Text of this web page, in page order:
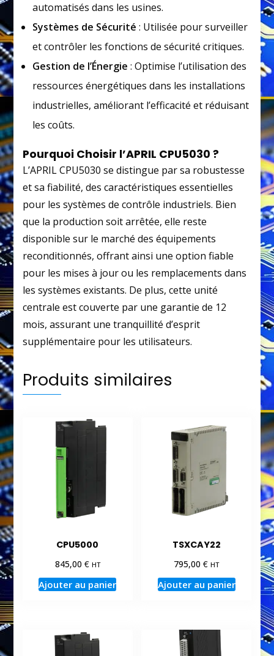
automatisés dans les usines.
Systèmes de Sécurité : Utilisée pour surveiller
et contrôler les fonctions de sécurité critiques.
Gestion de l’Énergie : Optimise l’utilisation des
ressources énergétiques dans les installations
industrielles, améliorant l’efficacité et réduisant
les coûts.
Pourquoi Choisir l’APRIL CPU5030 ?
L’APRIL CPU5030 se distingue par sa robustesse
et sa fiabilité, des caractéristiques essentielles
pour les systèmes de contrôle industriels. Bien
que la production soit arrêtée, elle reste
disponible sur le marché des équipements
reconditionnés, offrant ainsi une option fiable
pour les mises à jour ou les remplacements dans
les systèmes existants. De plus, cette unité
centrale est couverte par une garantie de 12
mois, assurant une tranquillité d’esprit
supplémentaire pour les utilisateurs.
Produits similaires
CPU5000
845,00 € HT
Ajouter au panier
TSXCAY22
795,00€ HT
Ajouter au panier